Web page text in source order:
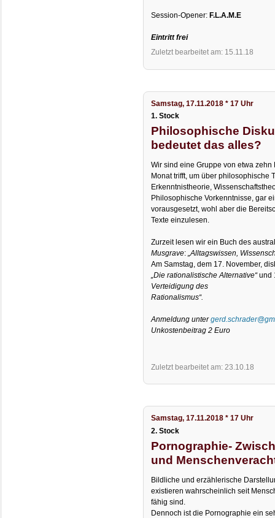
Session-Opener: F.L.A.M.E
Eintritt frei
Zuletzt bearbeitet am: 15.11.18
Samstag, 17.11.2018 * 17 Uhr
1. Stock
Philosophische
bedeutet das alles?
Wir sind eine Gruppe von etwa
Monat trifft, um über philosophische
Erkenntnistheorie,
Philosophische Vorkenntnisse, gar
vorausgesetzt, wohl aber die
Texte einzulesen.
Zurzeit lesen wir ein Buch des
Musgrave:„Alltagswissen,
Am Samstag, dem 17. November,
„Die rationalistische Alternative“und
Verteidigung des
Rationalismus“.
Anmeldung unter
Unkostenbeitrag 2 Euro
Zuletzt bearbeitet am: 23.10.18
Samstag, 17.11.2018 * 17 Uhr
2. Stock
Pornographie-
und
Bildliche und erzählerische
existieren wahrscheinlich seit
fähig sind.
Dennoch ist die Pornographie ein